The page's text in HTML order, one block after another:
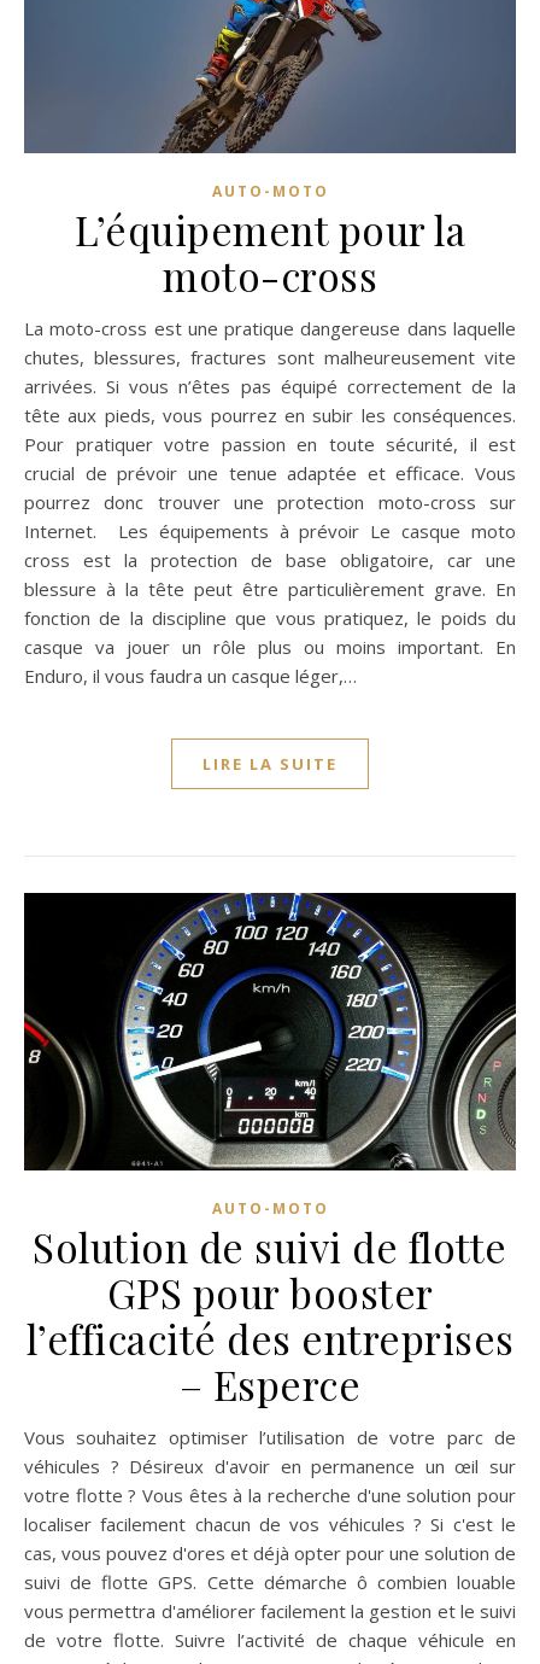
AUTO-MOTO
L’équipement pour la
moto-cross
La moto-cross est une pratique dangereuse dans laquelle
chutes, blessures, fractures sont malheureusement vite
arrivées. Si vous n’êtes pas équipé correctement de la
tête aux pieds, vous pourrez en subir les conséquences.
Pour pratiquer votre passion en toute sécurité, il est
crucial de prévoir une tenue adaptée et efficace. Vous
pourrez donc trouver une protection moto-cross sur
Internet. Les équipements à prévoir Le casque moto
cross est la protection de base obligatoire, car une
blessure à la tête peut être particulièrement grave. En
fonction de la discipline que vous pratiquez, le poids du
casque va jouer un rôle plus ou moins important. En
Enduro, il vous faudra un casque léger,…
LIRE LA SUITE
AUTO-MOTO
Solution de suivi de flotte
GPS pour booster
l’efficacité des entreprises
– Esperce
Vous souhaitez optimiser l’utilisation de votre parc de
véhicules ? Désireux d'avoir en permanence un œil sur
votre flotte ? Vous êtes à la recherche d'une solution pour
localiser facilement chacun de vos véhicules ? Si c'est le
cas, vous pouvez d'ores et déjà opter pour une solution de
suivi de flotte GPS. Cette démarche ô combien louable
vous permettra d'améliorer facilement la gestion et le suivi
de votre flotte. Suivre l’activité de chaque véhicule en